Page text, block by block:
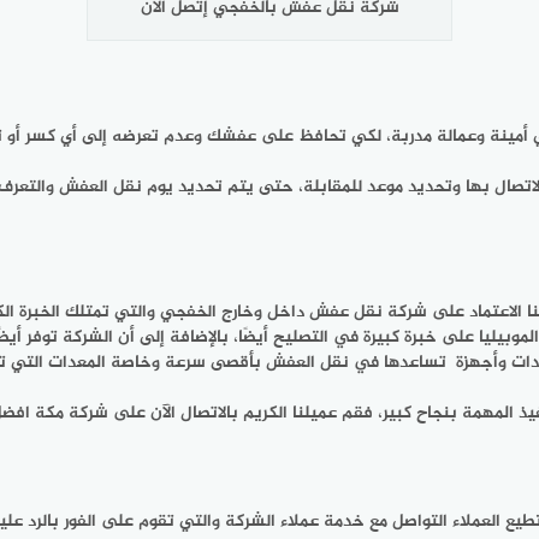
شركة نقل عفش بالخفجي إتصل الان
وعمالة مدربة، لكي تحافظ على عفشك وعدم تعرضه إلى أي كسر أو
بها وتحديد موعد للمقابلة، حتى يتم تحديد يوم نقل العفش
على شركة نقل عفش داخل وخارج الخفجي والتي تمتلك الخبرة
على خبرة كبيرة في التصليح أيضًا، بالإضافة إلى أن الشركة توفر
وأجهزة تساعدها في نقل العفش بأقصى سرعة وخاصة المعدات
المهمة بنجاح كبير، فقم عميلنا الكريم بالاتصال الآن على شركة
العملاء التواصل مع خدمة عملاء الشركة والتي تقوم على الفور